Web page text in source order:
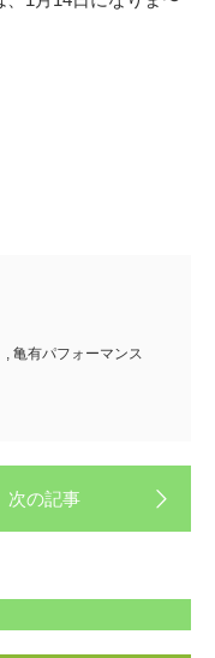
, 亀有パフォーマンス